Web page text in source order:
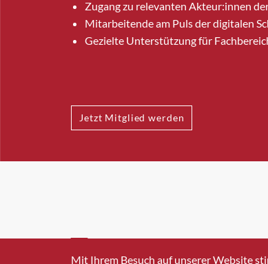
Zugang zu relevanten Akteur:innen
Mitarbeitende am Puls der digitalen
Gezielte Unterstützung für
Jetzt Mitglied werden
INFO@SWISSICT.CH
Mit Ihrem Besuch auf unserer Website